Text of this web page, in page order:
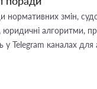
нормативних змін,
юридичні алгоритми,
Telegram каналах для